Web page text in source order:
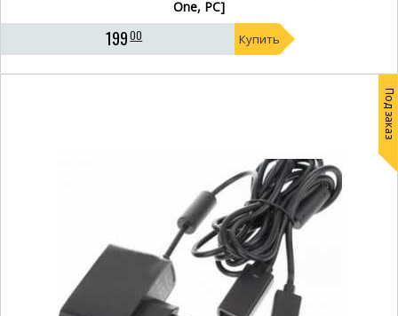
Xbox 360 kinect Кинект для Xbox 360
Xbox 360 кинект Kinect для Xbox 360
One, PC]
19900 Купить
Под заказ